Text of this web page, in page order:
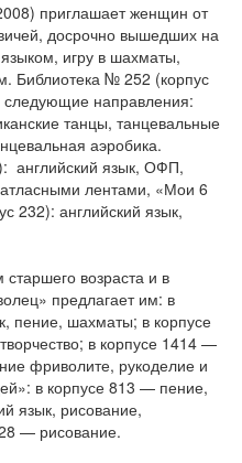
приглашает женщин от
досрочно вышедших на
игру в шахматы,
Библиотека № 252 (корпус
следующие направления:
танцы, танцевальные
аэробика.
английский язык, ОФП,
лентами, «Мои 6
232): английский язык,
возраста и в
предлагает им: в
пение, шахматы; в корпусе
в корпусе 1414 —
фриволите, рукоделие и
в корпусе 813 — пение,
язык, рисование,
— рисование.